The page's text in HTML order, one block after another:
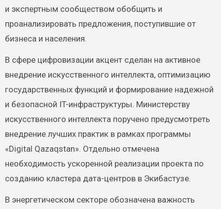
и экспертным сообществом обобщить и
проанализировать предложения, поступившие от
бизнеса и населения.
В сфере цифровизации акцент сделан на активное
внедрение искусственного интеллекта, оптимизацию
государственных функций и формирование надежной
и безопасной IT-инфраструктуры. Министерству
искусственного интеллекта поручено предусмотреть
внедрение лучших практик в рамках программы
«Digital Qazaqstan». Отдельно отмечена
необходимость ускоренной реализации проекта по
созданию кластера дата-центров в Экибастузе.
В энергетическом секторе обозначена важность